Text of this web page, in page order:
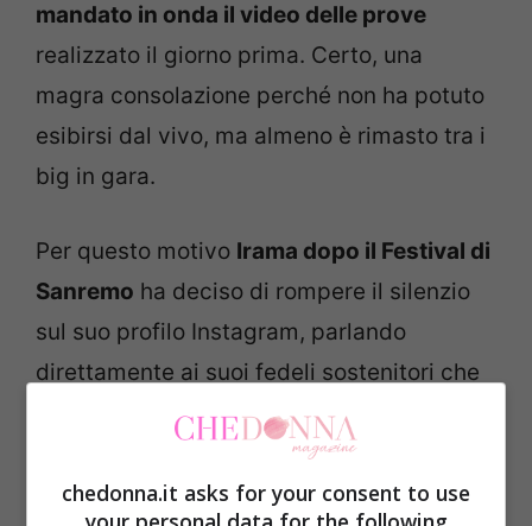
mandato in onda il video delle prove
realizzato il giorno prima. Certo, una
magra consolazione perché non ha potuto
esibirsi dal vivo, ma almeno è rimasto tra i
big in gara.
Per questo motivo Irama dopo il Festival di
Sanremo ha deciso di rompere il silenzio
sul suo profilo Instagram, parlando
direttamente ai suoi fedeli sostenitori che
non aspettavano altro che vederlo esibirsi
chedonna.it asks for your consent to use